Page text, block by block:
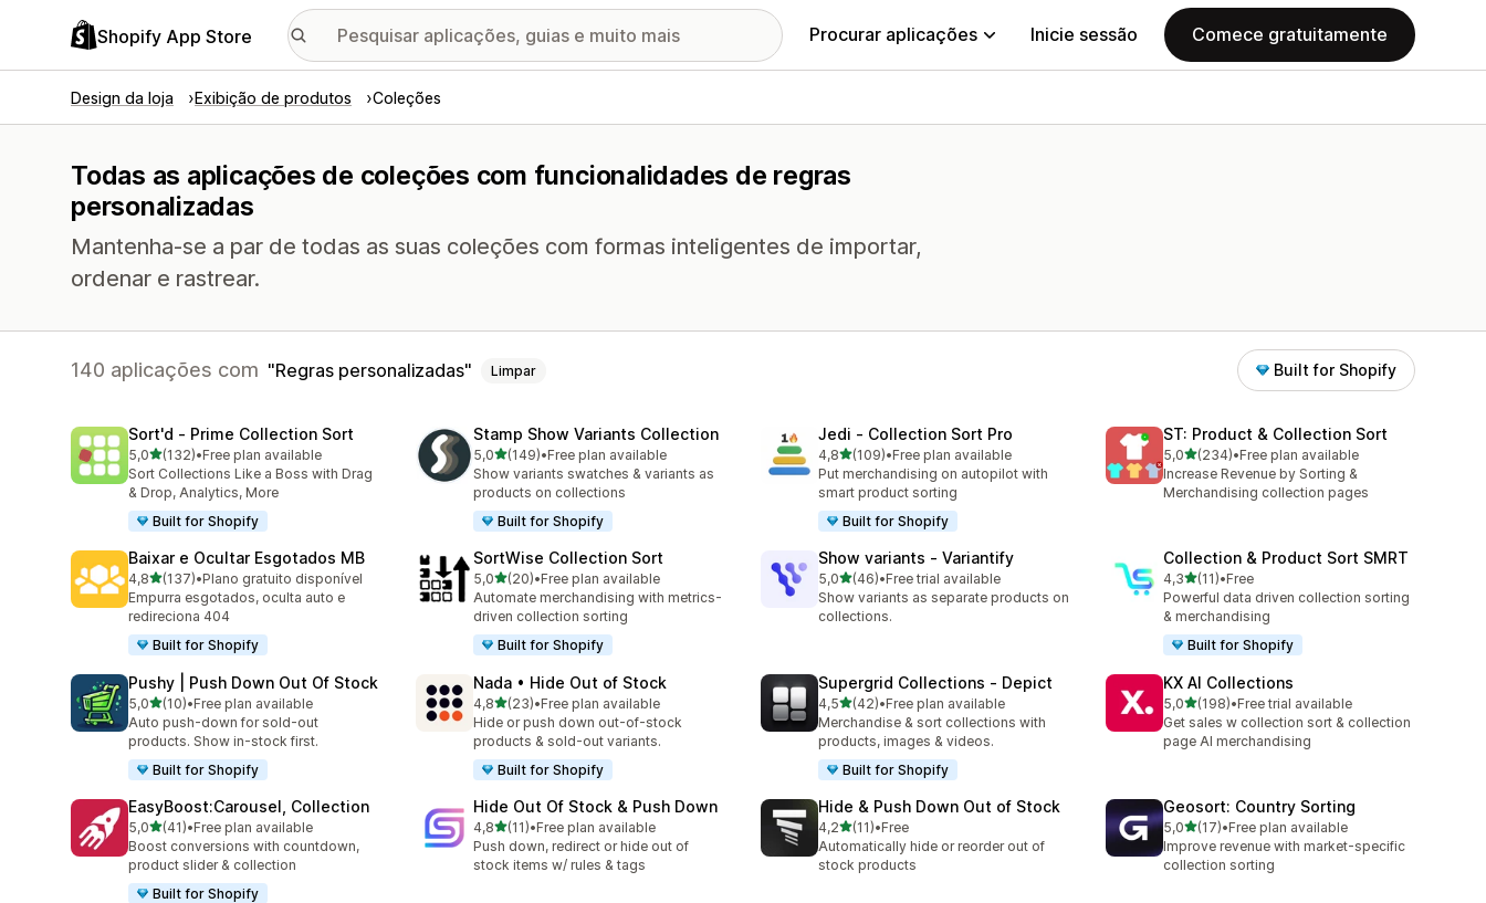
Shopify App Store Procurar aplicações Inicie sessão Comece gratuitamente
Design da loja Exibição de produtos Coleções
Todas as aplicações de coleções com funcionalidades de regras
personalizadas
Mantenha-se a par de todas as suas coleções com formas inteligentes de importar,
ordenar e rastrear.
140 aplicações com Regras personalizadas Limpar Built for Shopify
Sort'd ‑ Prime Collection Sort
5,0de 5 estrelas
(132)
132 total de avaliações
•Free plan available
Sort Collections Like a Boss with Drag
& Drop, Analytics, More
Built for Shopify
Stamp Show Variants Collection
5,0de 5 estrelas
(149)
149 total de avaliações
•Free plan available
Show variants swatches & variants as
products on collections
Built for Shopify
Jedi ‑ Collection Sort Pro
4,8de 5 estrelas
(109)
109 total de avaliações
•Free plan available
Put merchandising on autopilot with
smart product sorting
Built for Shopify
ST: Product & Collection Sort
5,0de 5 estrelas
(234)
234 total de avaliações
•Free plan available
Increase Revenue by Sorting &
Merchandising collection pages
Baixar e Ocultar Esgotados MB
4,8de 5 estrelas
(137)
137 total de avaliações
•Plano gratuito disponível
Empurra esgotados, oculta auto e
redireciona 404
Built for Shopify
SortWise Collection Sort
5,0de 5 estrelas
(20)
20 total de avaliações
•Free plan available
Automate merchandising with metrics-
driven collection sorting
Built for Shopify
Show variants ‑ Variantify
5,0de 5 estrelas
(46)
46 total de avaliações
•Free trial available
Show variants as separate products on
collections.
Collection & Product Sort SMRT
4,3de 5 estrelas
(11)
11 total de avaliações
•Free
Powerful data driven collection sorting
& merchandising
Built for Shopify
Pushy | Push Down Out Of Stock
5,0de 5 estrelas
(10)
10 total de avaliações
•Free plan available
Auto push-down for sold-out
products. Show in-stock first.
Built for Shopify
Nada • Hide Out of Stock
4,8de 5 estrelas
(23)
23 total de avaliações
•Free plan available
Hide or push down out-of-stock
products & sold-out variants.
Built for Shopify
Supergrid Collections ‑ Depict
4,5de 5 estrelas
(42)
42 total de avaliações
•Free plan available
Merchandise & sort collections with
products, images & videos.
Built for Shopify
KX AI Collections
5,0de 5 estrelas
(198)
198 total de avaliações
•Free trial available
Get sales w collection sort & collection
page AI merchandising
EasyBoost:Carousel, Collection
5,0de 5 estrelas
(41)
41 total de avaliações
•Free plan available
Boost conversions with countdown,
product slider & collection
Built for Shopify
Hide Out Of Stock & Push Down
4,8de 5 estrelas
(11)
11 total de avaliações
•Free plan available
Push down, redirect or hide out of
stock items w/ rules & tags
Hide & Push Down Out of Stock
4,2de 5 estrelas
(11)
11 total de avaliações
•Free
Automatically hide or reorder out of
stock products
Geosort: Country Sorting
5,0de 5 estrelas
(17)
17 total de avaliações
•Free plan available
Improve revenue with market-specific
collection sorting